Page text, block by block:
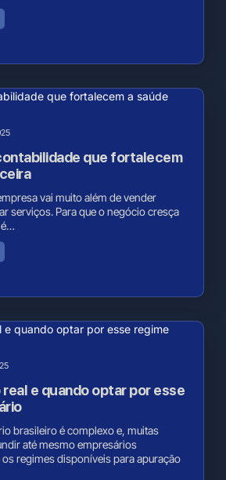
que fortalecem
vai muito além de vender
serviços. Para que o negócio cresça
e quando optar por esse
brasileiro é complexo e, muitas
até mesmo empresários
regimes disponíveis para apuração